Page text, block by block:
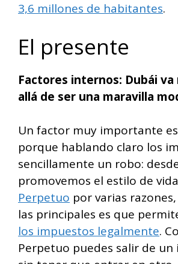
3,6 millones de habitantes.
El presente
Factores internos: Dubái va
allá de ser una maravilla
Un factor muy importante
porque hablando claro los
sencillamente un robo:
promovemos el estilo de
Perpetuo por varias
las principales es que
los impuestos legalmente.
Perpetuo puedes salir de un